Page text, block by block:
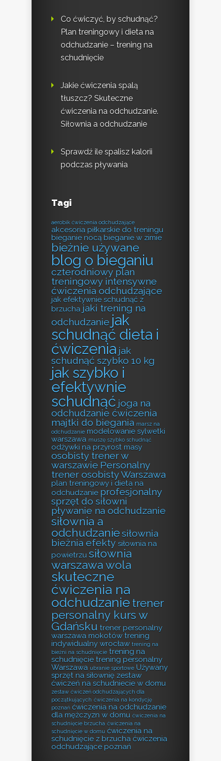
Co ćwiczyć, by schudnąć?
Plan treningowy i dieta na
odchudzanie – trening na
schudnięcie
Jakie ćwiczenia spalą
tłuszcz? Skuteczne
ćwiczenia na odchudzanie.
Siłownia a odchudzanie
Sprawdź ile spalisz kalorii
podczas pływania
Tagi
aerobik ćwiczenia odchudzające
akcesoria piłkarskie do treningu
bieganie nocą bieganie w zimie
bieżnie używane
blog o bieganiu
czterodniowy plan
treningowy intensywne
ćwiczenia odchudzające
jak efektywnie schudnąć z
brzucha jaki trening na
odchudzanie jak
schudnąć dieta i
ćwiczenia jak
schudnąć szybko 10 kg
jak szybko i
efektywnie
schudnąć joga na
odchudzanie ćwiczenia
majtki do biegania marsz na
odchudzanie modelowanie sylwetki
warszawa muszę szybko schudnąć
odżywki na przyrost masy
osobisty trener w
warszawie Personalny
trener osobisty Warszawa
plan treningowy i dieta na
odchudzanie profesjonalny
sprzęt do siłowni
pływanie na odchudzanie
siłownia a
odchudzaniesiłownia
bieżnia efekty siłownia na
powietrzu siłownia
warszawa wola
skuteczne
ćwiczenia na
odchudzanie trener
personalny kurs w
Gdańsku trener personalny
warszawa mokotów trening
indywidualny wrocław trening na
bieżni na schudnięcie trening na
schudnięcie trening personalny
Warszawa ubranie sportowe Używany
sprzęt na siłownię zestaw
ćwiczeń na schudniecie w domu
zestaw ćwiczeń odchudzających dla
początkujących ćwiczenia na kondycję
poznań ćwiczenia na odchudzanie
dla mężczyzn w domu ćwiczenia na
schudnięcie brzucha ćwiczenia na
schudnięcie w domu ćwiczenia na
schudnięcie z brzucha ćwiczenia
odchudzające poznań